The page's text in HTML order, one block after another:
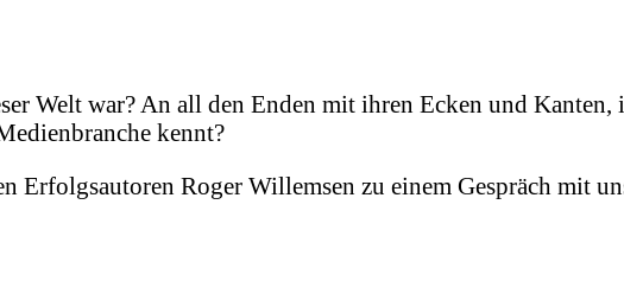
Welt war? An all den Enden mit ihren Ecken und
kennt?
Erfolgsautoren Roger Willemsen zu einem Gespräch mit